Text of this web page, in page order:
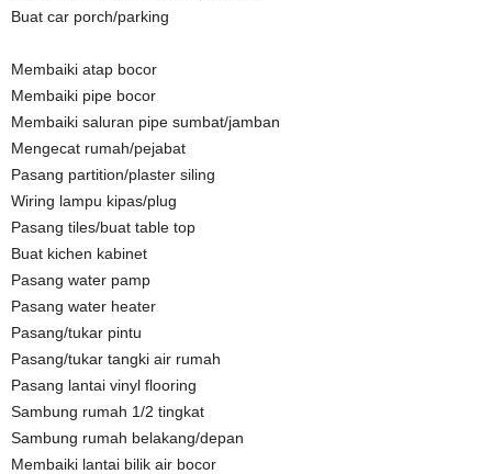
Buat car porch/parking
Membaiki atap bocor
Membaiki pipe bocor
Membaiki saluran pipe sumbat/jamban
Mengecat rumah/pejabat
Pasang partition/plaster siling
Wiring lampu kipas/plug
Pasang tiles/buat table top
Buat kichen kabinet
Pasang water pamp
Pasang water heater
Pasang/tukar pintu
Pasang/tukar tangki air rumah
Pasang lantai vinyl flooring
Sambung rumah 1/2 tingkat
Sambung rumah belakang/depan
Membaiki lantai bilik air bocor